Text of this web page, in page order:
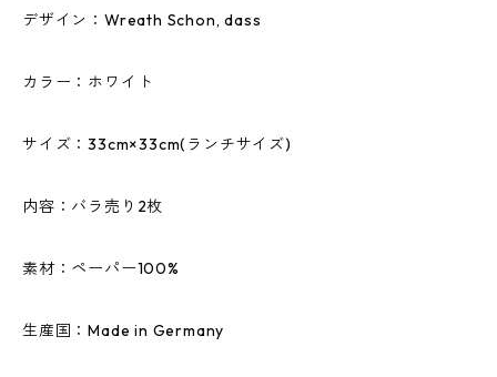
デザイン：Wreath Schon, dass
カラー：ホワイト
サイズ：33cm×33cm(ランチサイズ)
内容：バラ売り2枚
素材：ペーパー100%
生産国：Made in Germany